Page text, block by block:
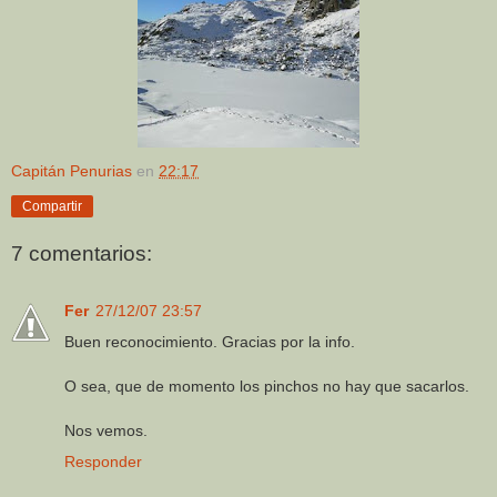
Capitán Penurias en 22:17
Compartir
7 comentarios:
Fer 27/12/07 23:57
Buen reconocimiento. Gracias por la info.
O sea, que de momento los pinchos no hay que sacarlos.
Nos vemos.
Responder